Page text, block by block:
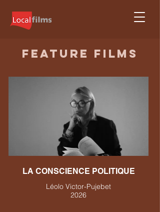
Feature films
LA CONSCIENCE POLITIQUE
Léolo Victor-Pujebet
2026